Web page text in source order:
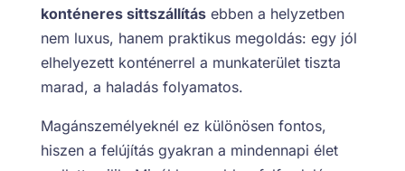
konténeres sittszállításebben a helyzetben
nem luxus, hanem praktikus megoldás: egy jól
elhelyezett konténerrel a munkaterület tiszta
marad, a haladás folyamatos.
Magánszemélyeknél ez különösen fontos,
hiszen a felújítás gyakran a mindennapi élet